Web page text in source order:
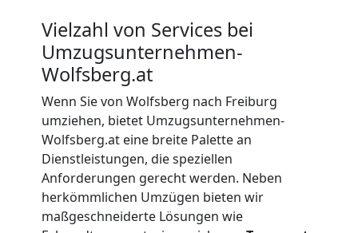
Vielzahl von Services bei
Umzugsunternehmen-
Wolfsberg.at
Wenn Sie von Wolfsberg nach Freiburg
umziehen, bietet Umzugsunternehmen-
Wolfsberg.at eine breite Palette an
Dienstleistungen, die speziellen
Anforderungen gerecht werden. Neben
herkömmlichen Umzügen bieten wir
maßgeschneiderte Lösungen wie
Wolfsberg
Beiladung
Wolfsberg
Mini
Umzug